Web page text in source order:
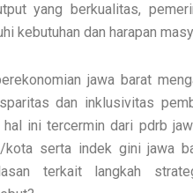
yang berkualitas,
kebutuhan dan harapan
jawa barat
dan inklusivitas
hal ini tercermin dari pdrb
kota serta indek gini jawa
terkait langkah